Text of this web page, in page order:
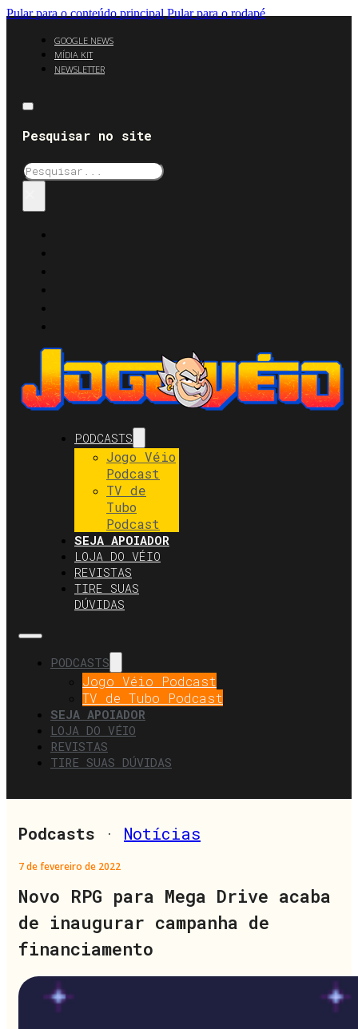
Pular para o conteúdo principal Pular para o rodapé
GOOGLE NEWS
MÍDIA KIT
NEWSLETTER
Pesquisar no site
Pesquisar
PODCASTS
Jogo Véio
Podcast
TV de
Tubo
Podcast
SEJA APOIADOR
LOJA DO VÉIO
REVISTAS
TIRE SUAS
DÚVIDAS
PODCASTS
Jogo Véio Podcast
TV de Tubo Podcast
SEJA APOIADOR
LOJA DO VÉIO
REVISTAS
TIRE SUAS DÚVIDAS
Podcasts · Notícias
7 de fevereiro de 2022
Novo RPG para Mega Drive acaba
de inaugurar campanha de
financiamento